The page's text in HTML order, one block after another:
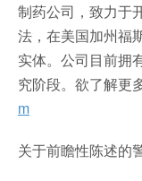
制药公司，致力于
法，在美国加州福
实体。公司目前拥
究阶段。欲了解更
m
关于前瞻性陈述的